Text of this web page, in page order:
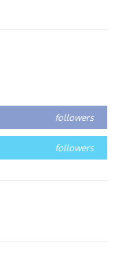
followers
followers